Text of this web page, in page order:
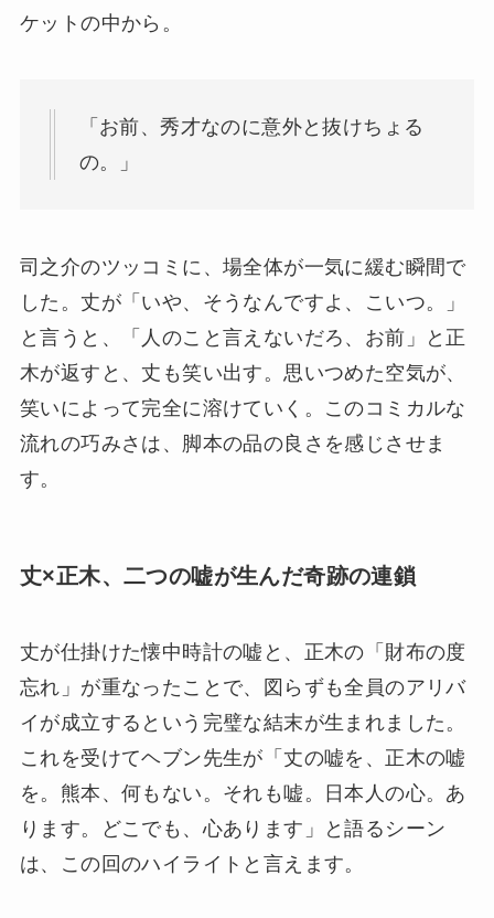
ケットの中から。
「お前、秀才なのに意外と抜けちょる
の。」
司之介のツッコミに、場全体が一気に緩む瞬間で
した。丈が「いや、そうなんですよ、こいつ。」
と言うと、「人のこと言えないだろ、お前」と正
木が返すと、丈も笑い出す。思いつめた空気が、
笑いによって完全に溶けていく。このコミカルな
流れの巧みさは、脚本の品の良さを感じさせま
す。
丈×正木、二つの嘘が生んだ奇跡の連鎖
丈が仕掛けた懐中時計の嘘と、正木の「財布の度
忘れ」が重なったことで、図らずも全員のアリバ
イが成立するという完璧な結末が生まれました。
これを受けてヘブン先生が「丈の嘘を、正木の嘘
を。熊本、何もない。それも嘘。日本人の心。あ
ります。どこでも、心あります」と語るシーン
は、この回のハイライトと言えます。